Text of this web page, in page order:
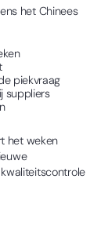
het Chinees
piekvraag
suppliers
het weken